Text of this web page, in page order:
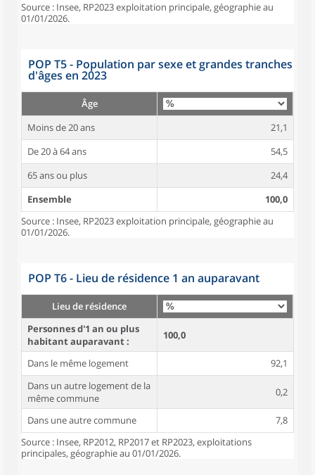
Source : Insee, RP2023 exploitation principale, géographie au
01/01/2026.
POP T5 - Population par sexe et grandes tranches
d'âges en 2023
Âge
Moins de 20 ans
21,1
De 20 à 64 ans
54,5
65 ans ou plus
24,4
Ensemble
100,0
Source : Insee, RP2023 exploitation principale, géographie au
01/01/2026.
POP T6 - Lieu de résidence 1 an auparavant
Lieu de résidence
Personnes d'1 an ou plus
habitant auparavant :
100,0
Dans le même logement
92,1
Dans un autre logement de la
même commune
0,2
Dans une autre commune
7,8
Source : Insee, RP2012, RP2017 et RP2023, exploitations
principales, géographie au 01/01/2026.